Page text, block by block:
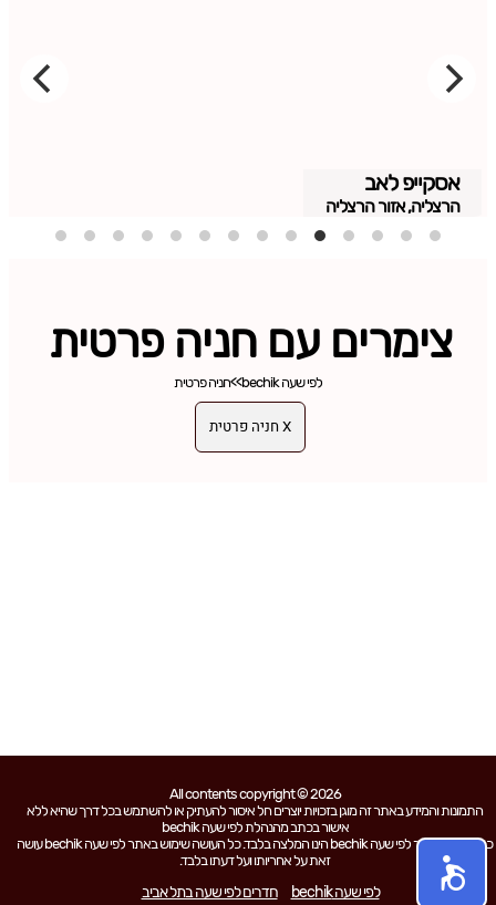
אסקייפ לאב
הרצליה, אזור הרצליה
צימרים עם חניה פרטית
לפי שעה bechik >>חניה פרטית
X חניה פרטית
All contents copyright © 2026
התמונות והמידע באתר זה מוגן בזכויות יוצרים חל איסור להעתיק או להשתמש בכל דרך שהיא ללא
אישור בכתב מהנהלת לפי שעה bechik
כל האמור באתר לפי שעה bechik הינו המלצה בלבד. כל העושה שימוש באתר לפי שעה bechik עושה
זאת על אחריותו ועל דעתו בלבד.
לפי שעה bechik חדרים לפי שעה בתל אביב